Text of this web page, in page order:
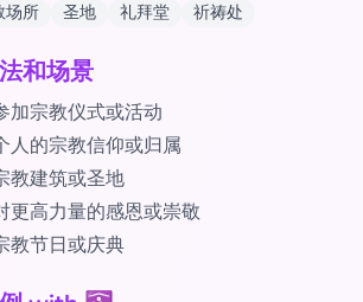
场所 圣地 礼拜堂 祈祷处
和场景
加宗教仪式或活动
人的宗教信仰或归属
教建筑或圣地
更高力量的感恩或崇敬
教节日或庆典